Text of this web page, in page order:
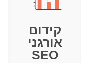
קידום
אורגני
SEO